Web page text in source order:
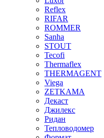
Reflex
RIFAR
ROMMER
Sanha
STOUT
Tecofi
Thermaflex
THERMAGENT
Viega
ZETKAMA
Декаст
Джилекс
Ридан
Тепловодомер